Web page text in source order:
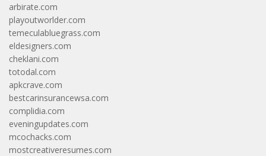
arbirate.com
playoutworlder.com
temeculabluegrass.com
eldesigners.com
cheklani.com
totodal.com
apkcrave.com
bestcarinsurancewsa.com
complidia.com
eveningupdates.com
mcochacks.com
mostcreativeresumes.com